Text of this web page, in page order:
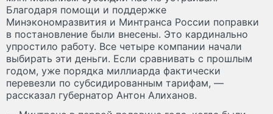
Благодаря помощи и поддержке
Минэкономразвития и Минтранса России поправки
в постановление были внесены. Это кардинально
упростило работу. Все четыре компании начали
выбирать эти деньги. Если сравнивать с прошлым
годом, уже порядка миллиарда фактически
перевезли по субсидированным тарифам, —
рассказал губернатор Антон Алиханов.